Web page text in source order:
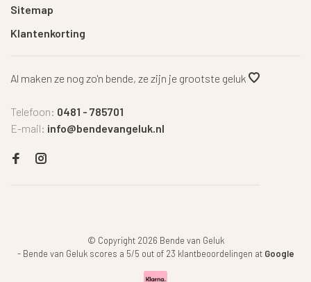
Sitemap
Klantenkorting
Al maken ze nog zo'n bende, ze zijn je grootste geluk
Telefoon: 0481 - 785701
E-mail: info@bendevangeluk.nl
© Copyright 2026 Bende van Geluk
- Bende van Geluk scores a 5/5 out of 23 klantbeoordelingen at Google